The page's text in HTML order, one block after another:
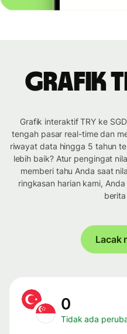
Grafik
Grafik interaktif TRY ke
tengah pasar real-time dan
riwayat data hingga 5 tahun
lebih baik? Atur pengingat
memberi tahu Anda saat
ringkasan harian kami,
Lacak
0
Tidak ada